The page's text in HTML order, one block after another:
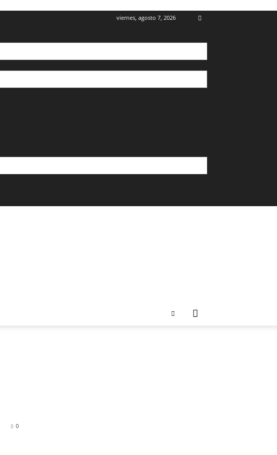
viernes, agosto 7, 2026
0